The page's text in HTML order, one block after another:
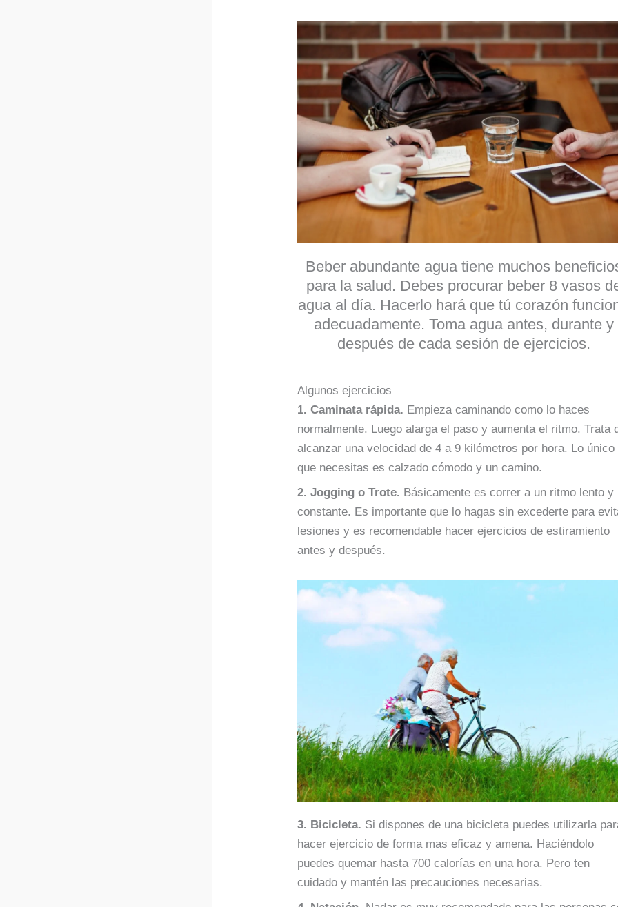
Beber abundante agua tiene muchos
para la salud. Debes procurar beber 8 vasos
agua al día. Hacerlo hará que tú corazón
adecuadamente. Toma agua antes, durante y
después de cada sesión de ejercicios.
Algunos ejercicios
1. Caminata rápida. Empieza caminando como lo haces
normalmente. Luego alarga el paso y aumenta el ritmo. Trata
alcanzar una velocidad de 4 a 9 kilómetros por hora. Lo único
que necesitas es calzado cómodo y un camino.
2. Jogging o Trote. Básicamente es correr a un ritmo lento y
constante. Es importante que lo hagas sin excederte para
lesiones y es recomendable hacer ejercicios de estiramiento
antes y después.
3. Bicicleta. Si dispones de una bicicleta puedes utilizarla
hacer ejercicio de forma mas eficaz y amena. Haciéndolo
puedes quemar hasta 700 calorías en una hora. Pero ten
cuidado y mantén las precauciones necesarias.